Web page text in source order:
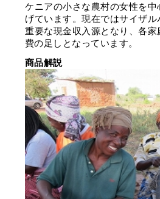
ケニアの小さな農村の女性を
げています。現在ではサイザ
重要な現金収入源となり、各
費の足しとなっています。
商品解説